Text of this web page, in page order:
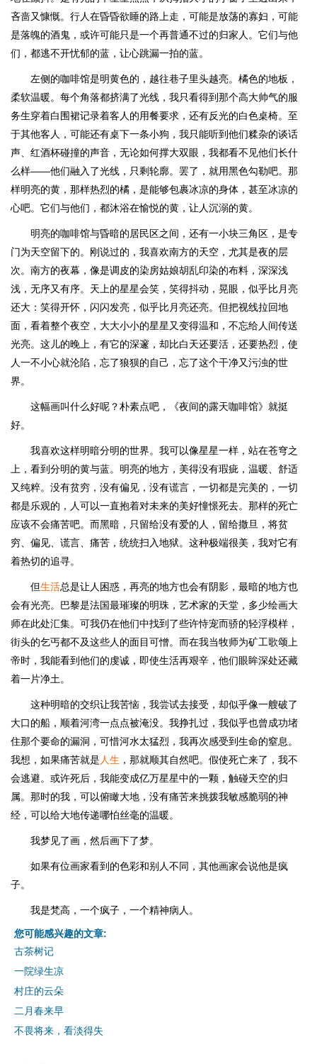
吝啬又慷慨。行人在昏昏欲睡的路上走，可能是放荡的寡妇，可能
是落魄的酒鬼，或许可能只是一个再普通不过的归家人。它们与他
们，都逃不开忧郁的蓝，让心跳漏一拍的蓝。
左侧的咖啡馆是明黄色的，越往巷子里头越亮。橘色的地板，
柔软温暖。每个角落都挤满了光线，我只看得到那个高大帅气的服
务生穿着白围裙记录着客人的用餐要求，还有反光的白色桌椅。至
于其他客人，可能还有桌下一条小狗，我只能听到他们糅杂的谈话
声、红酒杯碰撞的声音，无论如何撑大双眼，我都看不见他们长什
么样——他们融入了光线，只剩轮廓。罢了，就用黑色勾勒吧。那
样明亮的黄，那样热烈的橘，是能够包裹冰凉的身体，甚至冰凉的
心吧。它们与他们，都沐浴在愉悦的黄，让人沉溺的黄。
明亮的咖啡馆与昏暗的居民区之间，还有一小块三角区，是专
门为天空留下的。刚说过的，我喜欢南方的天空，尤其是夜的层
次。南方的夜幕，像是调皮的染房姑娘胡乱印染的布料，深深浅
浅，无序又有序。天上的星星会笑，笑得抖动，晃眼，似乎比月亮
还大：笑得开怀，闪闪发亮，似乎比月亮还亮。但把视线拉回地
面，看着整个夜空，大大小小的星星又变得温和，不忘给人间传送
光亮。这儿的晚上，有它的深邃，却比白天还要活，还要热烈，使
人一不小心就沦陷，忘了狼狈的自己，忘了这个干净又污浊的世
界。
这幅画叫什么好呢？朴素点吧，《夜间的露天咖啡馆》就挺
好。
我喜欢这样明暗分明的世界。我可以像星星一样，站在苍穹之
上，看到分明的黄与蓝。明亮的地方，美得没有瑕疵，温暖、舒适
又纯粹。没有贫穷，没有偏见，没有谎言，一切都是完美的，一切
都是乐观的，人可以一直抱着对未来的美好憧憬死去。那样的死亡
应该不会痛苦吧。而黑暗，只留给没有爱的人，留给撒旦，将贫
穷、偏见、谎言、痛苦，统统扫入地狱。这种极端很美，我对它有
着热切的追寻。
但生活总是让人困惑，再亮的地方也会有阴影，最暗的地方也
会有光亮。巴黎是法国最璀璨的明珠，艺术家的天堂，多少绘画大
师在此处汇集。可我仍在他们中找到了些许恃宠而骄的轻浮模样，
街头的乞丐都不及这些人的面目可憎。而在我当牧师为矿工歌颂上
帝时，我能看到他们的虔诚，即使生活再艰辛，他们眼眸深处还藏
着一片净土。
这种明暗的交织让我苦恼，我尝试去接受，却似乎像一艘破了
大口的船，顺着河湾一点点被淹没。我挣扎过，我似乎也曾成功堵
住那个要命的漏洞，可惜河水太猛烈，我再次感受到生命的窒息。
我想，如果痛苦就是 人生 ，那就顺其自然吧。假使死亡来了，我不
会逃避。或许死后，我能变成亿万星星中的一颗，触碰天空的归
属。那时的我，可以俯瞰大地，没有痛苦来挑拨我敏感脆弱的神
经，可以给大地传递哪怕丝毫的温暖。
我梦见了画，然后画下了梦。
如果有位画家看到的色彩和别人不同，其他画家会说他是疯
子。
我是梵高，一个疯子，一个精神病人。
您可能感兴趣的文章:
古茶树记
一院绿生凉
村庄的云朵
二月春来早
不畏将来，看淡得失